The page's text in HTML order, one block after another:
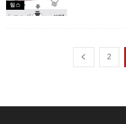
헬스
2